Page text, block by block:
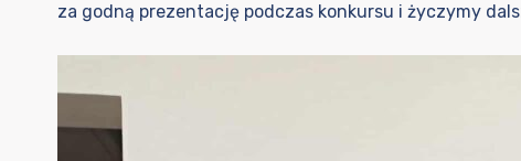
za godną prezentację podczas konkursu i życzymy